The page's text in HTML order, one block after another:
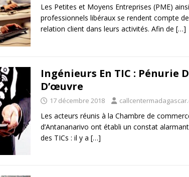
Les Petites et Moyens Entreprises (PME)
professionnels libéraux se rendent compte
relation client dans leurs activités. Afin de […]
Ingénieurs En TIC : Pénurie
D’œuvre
17 décembre 2018
Les acteurs réunis à la Chambre de
d’Antananarivo ont établi un constat
des TICs : il y a […]